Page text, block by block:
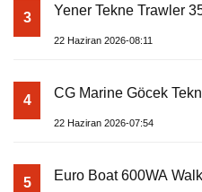
3 Yener Tekne Trawler
22 Haziran 2026-08:11
4 CG Marine Göcek
22 Haziran 2026-07:54
5 Euro Boat 600WA